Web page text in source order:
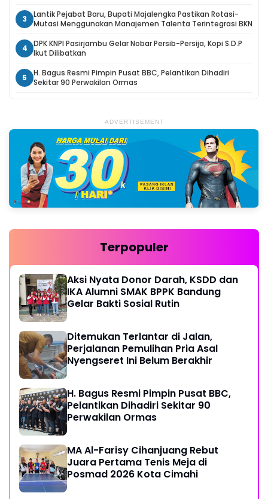
3
Lantik Pejabat Baru, Bupati Majalengka Pastikan Rotasi-
Mutasi Menggunakan Manajemen Talenta Terintegrasi BKN
4
DPK KNPI Pasirjambu Gelar Nobar Persib-Persija, Kopi S.D.P
Ikut Dilibatkan
5
H. Bagus Resmi Pimpin Pusat BBC, Pelantikan Dihadiri
Sekitar 90 Perwakilan Ormas
ADVERTISEMENT
Terpopuler
Aksi Nyata Donor Darah, KSDD dan
IKA Alumni SMAK BPPK Bandung
Gelar Bakti Sosial Rutin
Ditemukan Terlantar di Jalan,
Perjalanan Pemulihan Pria Asal
Nyengseret Ini Belum Berakhir
H. Bagus Resmi Pimpin Pusat BBC,
Pelantikan Dihadiri Sekitar 90
Perwakilan Ormas
MA Al-Farisy Cihanjuang Rebut
Juara Pertama Tenis Meja di
Posmad 2026 Kota Cimahi